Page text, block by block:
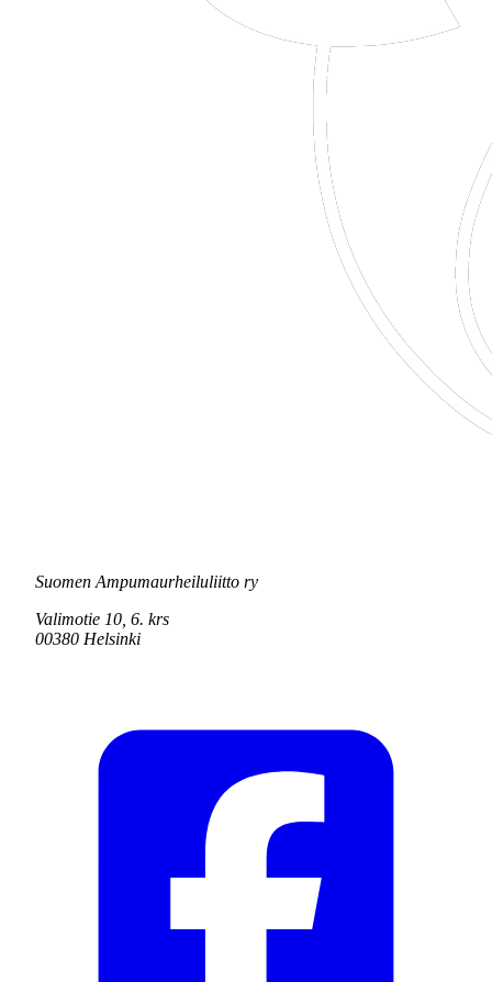
Suomen Ampumaurheiluliitto ry
Valimotie 10, 6. krs
00380 Helsinki